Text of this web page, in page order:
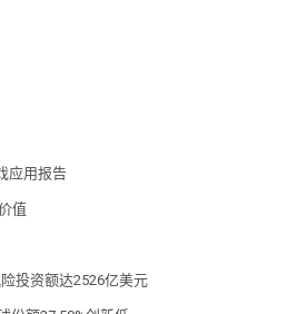
应用报告
值
投资额达2526亿美元